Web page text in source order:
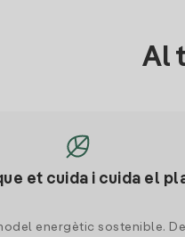
Al
et cuida i cuida el
energètic sostenible.